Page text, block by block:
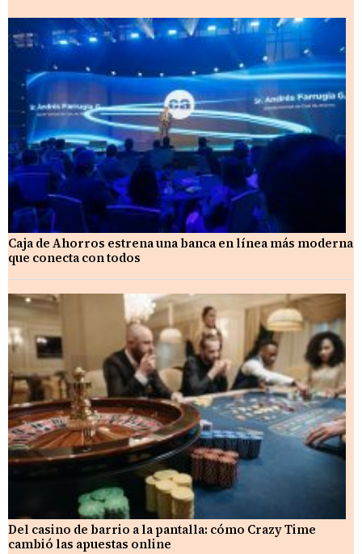
Caja de Ahorros estrena una banca en línea más moderna
que conecta con todos
Del casino de barrio a la pantalla: cómo Crazy Time
cambió las apuestas online